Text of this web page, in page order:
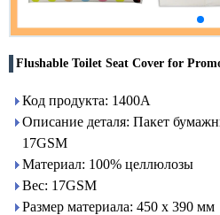
Flushable Toilet Seat Cover for
Код продукта: 1400A
Описание деталя: Пакет
17GSM
Материал: 100% целлюлозы
Вес: 17GSM
Размер материала: 450 x 390 мм